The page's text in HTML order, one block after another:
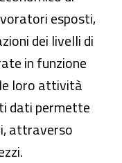
esposti,
dei livelli di
in funzione
loro attività
dati permette
attraverso